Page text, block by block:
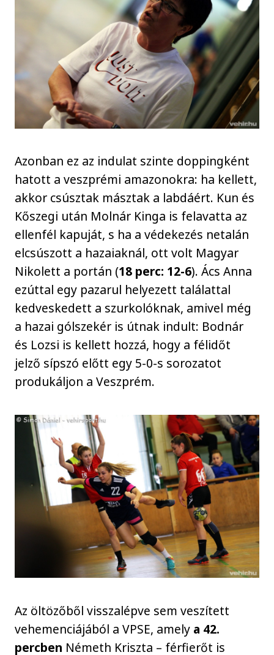
Azonban ez az indulat szinte doppingként
hatott a veszprémi amazonokra: ha kellett,
akkor csúsztak másztak a labdáért. Kun és
Kőszegi után Molnár Kinga is felavatta az
ellenfél kapuját, s ha a védekezés netalán
elcsúszott a hazaiaknál, ott volt Magyar
Nikolett a portán (18 perc: 12-6). Ács Anna
ezúttal egy pazarul helyezett találattal
kedveskedett a szurkolóknak, amivel még
a hazai gólszekér is útnak indult: Bodnár
és Lozsi is kellett hozzá, hogy a félidőt
jelző sípszó előtt egy 5-0-s sorozatot
produkáljon a Veszprém.
Az öltözőből visszalépve sem veszített
vehemenciájából a VPSE, amely a 42.
percben Németh Kriszta – férfierőt is